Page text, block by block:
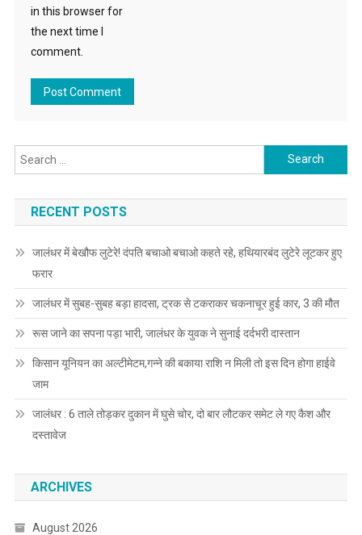
in this browser for
the next time I
comment.
Search for:
RECENT POSTS
जालंधर में बेखौफ लुटेरे! दंपति बचाओ बचाओ कहते रहे, हथियारबंद लुटेरे लूटकर हुए
फरार
जालंधर में सुबह-सुबह बड़ा हादसा, ट्रक से टकराकर चकनाचूर हुई कार, 3 की मौत
रूस जाने का सपना पड़ा भारी, जालंधर के युवक ने सुनाई दर्दभरी दास्तान
किसान यूनियन का अल्टीमेटम,गन्ने की बकाया राशि न मिली तो इस दिन होगा हाईवे
जाम
जालंधर : 6 ताले तोड़कर दुकान में घुसे चोर, दो बार लौटकर समेट ले गए कैश और
दस्तावेज
ARCHIVES
August 2026